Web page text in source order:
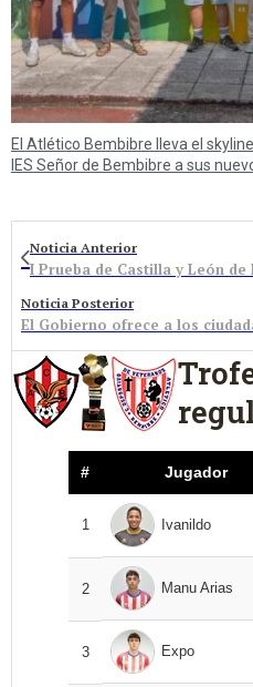
El Atlético Bembibre lleva el
IES Señor de Bembibre a sus
Noticia Anterior
I Prueba de Castilla y León de
Noticia Posterior
# Jugador
1 Ivanildo
2 Manu Arias
3 Expo